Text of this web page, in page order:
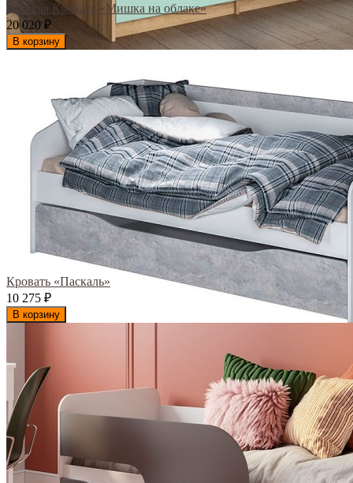
Детская Кровать «Мишка на облаке»
20 020₽
В корзину
Кровать «Паскаль»
10 275 ₽
В корзину